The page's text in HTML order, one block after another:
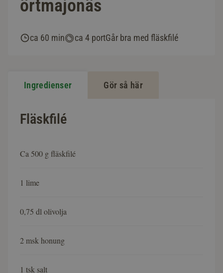
örtmajonäs
ca 60 min ca 4 portGår bra med fläskfilé
Ingredienser Gör så här
Fläskfilé
Ca 500 g fläskfilé
1 lime
0,75 dl olivolja
2 msk honung
1 tsk salt